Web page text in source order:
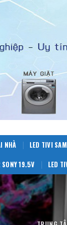
NHÀ LED TIVI
SONY 19.5V LED